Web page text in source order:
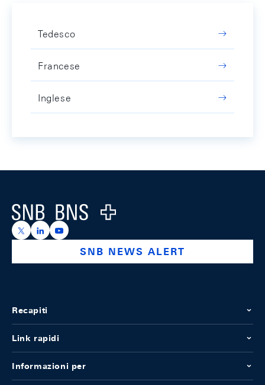
Tedesco
Francese
Inglese
Logo
https://x.com/snb_bns
https://ch.linkedin.com/company/swiss-national-
https://www.youtube.com/@swissnationalbank
SNB NEWS ALERT
Recapiti
Link rapidi
Informazioni per